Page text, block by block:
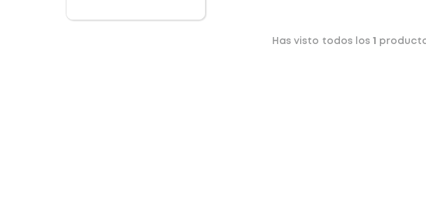
Has visto todos los 1